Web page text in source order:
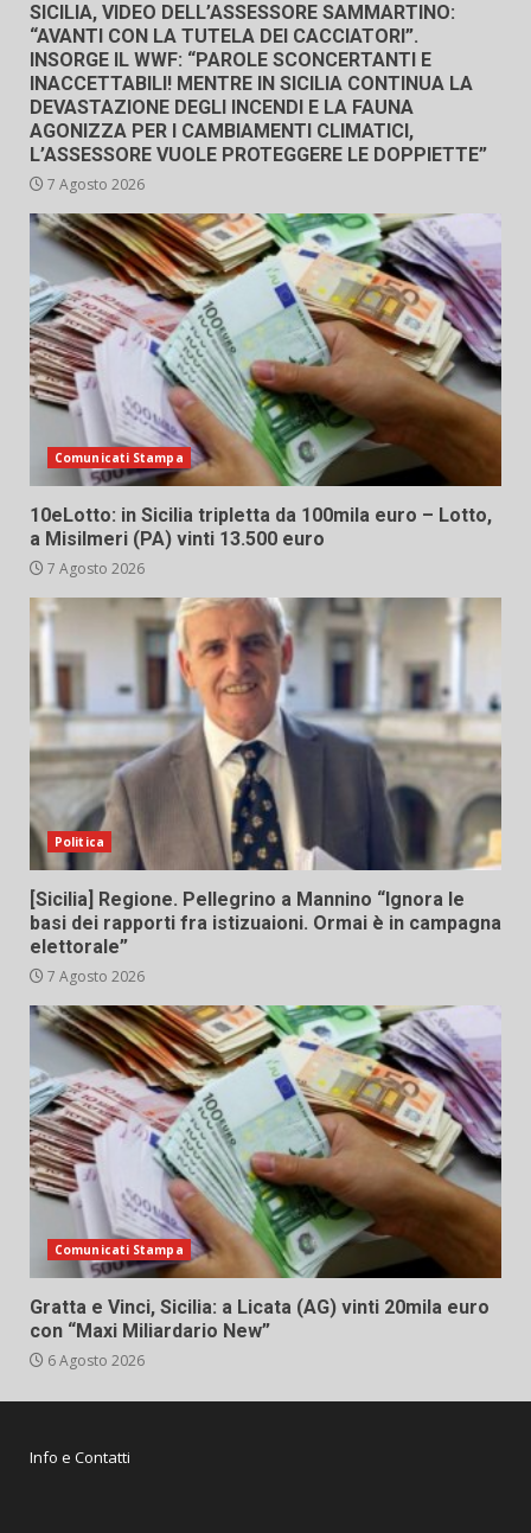
SICILIA, VIDEO DELL’ASSESSORE SAMMARTINO:
“AVANTI CON LA TUTELA DEI CACCIATORI”.
INSORGE IL WWF: “PAROLE SCONCERTANTI E
INACCETTABILI! MENTRE IN SICILIA CONTINUA LA
DEVASTAZIONE DEGLI INCENDI E LA FAUNA
AGONIZZA PER I CAMBIAMENTI CLIMATICI,
L’ASSESSORE VUOLE PROTEGGERE LE DOPPIETTE”
7 Agosto 2026
Comunicati Stampa
10eLotto: in Sicilia tripletta da 100mila euro – Lotto,
a Misilmeri (PA) vinti 13.500 euro
7 Agosto 2026
Politica
[Sicilia] Regione. Pellegrino a Mannino “Ignora le
basi dei rapporti fra istizuaioni. Ormai è in campagna
elettorale”
7 Agosto 2026
Comunicati Stampa
Gratta e Vinci, Sicilia: a Licata (AG) vinti 20mila euro
con “Maxi Miliardario New”
6 Agosto 2026
Info e Contatti